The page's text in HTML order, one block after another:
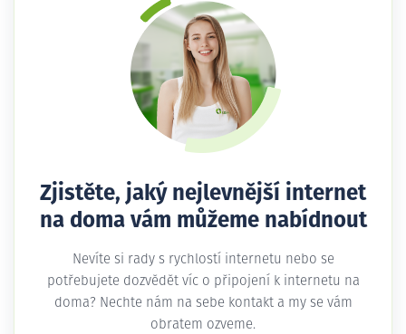
Zjistěte, jaký nejlevnější internet
na doma vám můžeme nabídnout
Nevíte si rady s rychlostí internetu nebo se
potřebujete dozvědět víc o připojení k internetu na
doma? Nechte nám na sebe kontakt a my se vám
obratem ozveme.